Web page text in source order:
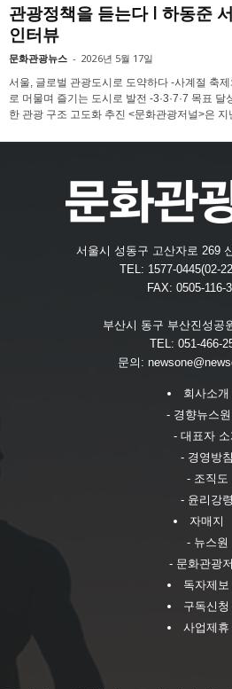
관광정책을 듣는다 l 하동준
인터뷰
문화관광뉴스 - 2026년 5월 17일
서울, 글로벌 관광도시로 도약하다 -사계절 축
로 머물며 즐기는 도시로 발전 -3·3·7·7 목표
한 관광 구조 고도화 추진 <문화관광저널>은 지
서울시 성동구 고산자로 269
TEL: 1577-0445(02-
FAX: 0505-116-
부산시 동구 부산진성공
TEL: 051-466-
문의:
회사소개
- 경향뉴스
- 대표자 소
- 경영방침
- 조직도
- 윤리강령
자매지
- 뉴스원
- 문화관광
독자제보
구독신청
사업제휴